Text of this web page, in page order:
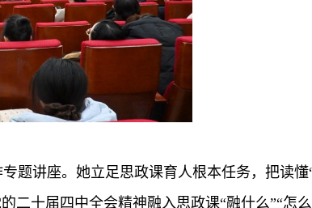
题讲座。 她立足思政课育人根本任务，把读懂
二十届四中全会精神融入思政课“融什么”“怎